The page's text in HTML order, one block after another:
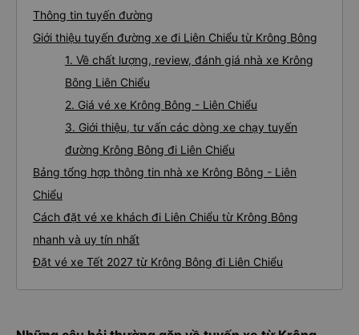
Thông tin tuyến đường
Giới thiệu tuyến đường xe đi Liên Chiểu từ Krông Bông
1. Về chất lượng, review, đánh giá nhà xe Krông
Bông Liên Chiểu
2. Giá vé xe Krông Bông - Liên Chiểu
3. Giới thiệu, tư vấn các dòng xe chạy tuyến
đường Krông Bông đi Liên Chiểu
Bảng tổng hợp thông tin nhà xe Krông Bông - Liên
Chiểu
Cách đặt vé xe khách đi Liên Chiểu từ Krông Bông
nhanh và uy tín nhất
Đặt vé xe Tết 2027 từ Krông Bông đi Liên Chiểu